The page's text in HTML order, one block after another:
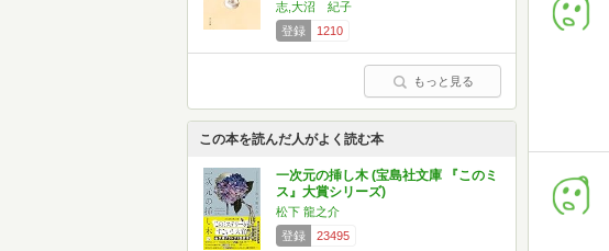
志,大沼 紀子
登録
1210
もっと見る
この本を読んだ人がよく読む本
一次元の挿し木 (宝島社文庫 『このミ
ス』大賞シリーズ)
松下 龍之介
登録
23495